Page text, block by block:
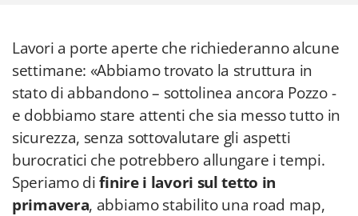
Lavori a porte aperte che richiederanno alcune
settimane: «Abbiamo trovato la struttura in
stato di abbandono – sottolinea ancora Pozzo -
e dobbiamo stare attenti che sia messo tutto in
sicurezza, senza sottovalutare gli aspetti
burocratici che potrebbero allungare i tempi.
Speriamo difinire i lavori sul tetto in
primavera, abbiamo stabilito una road map,